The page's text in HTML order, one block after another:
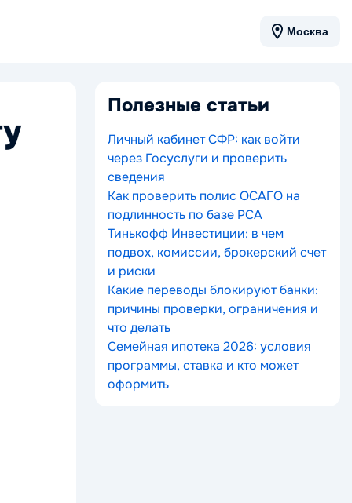
Москва
Полезные статьи
Личный кабинет СФР: как войти
через Госуслуги и проверить
сведения
Как проверить полис ОСАГО на
подлинность по базе РСА
Тинькофф Инвестиции: в чем
подвох, комиссии, брокерский счет
и риски
Какие переводы блокируют банки:
причины проверки, ограничения и
что делать
Семейная ипотека 2026: условия
программы, ставка и кто может
оформить